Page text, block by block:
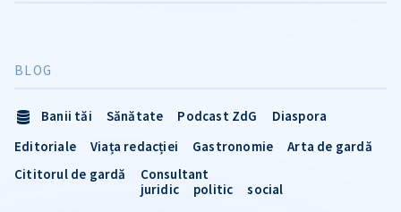
BLOG
Banii tăi Sănătate Podcast ZdG
Diaspora
Editoriale
Viața redacției Gastronomie
Arta de gardă
Cititorul de gardă
Consultant
juridic
politic social